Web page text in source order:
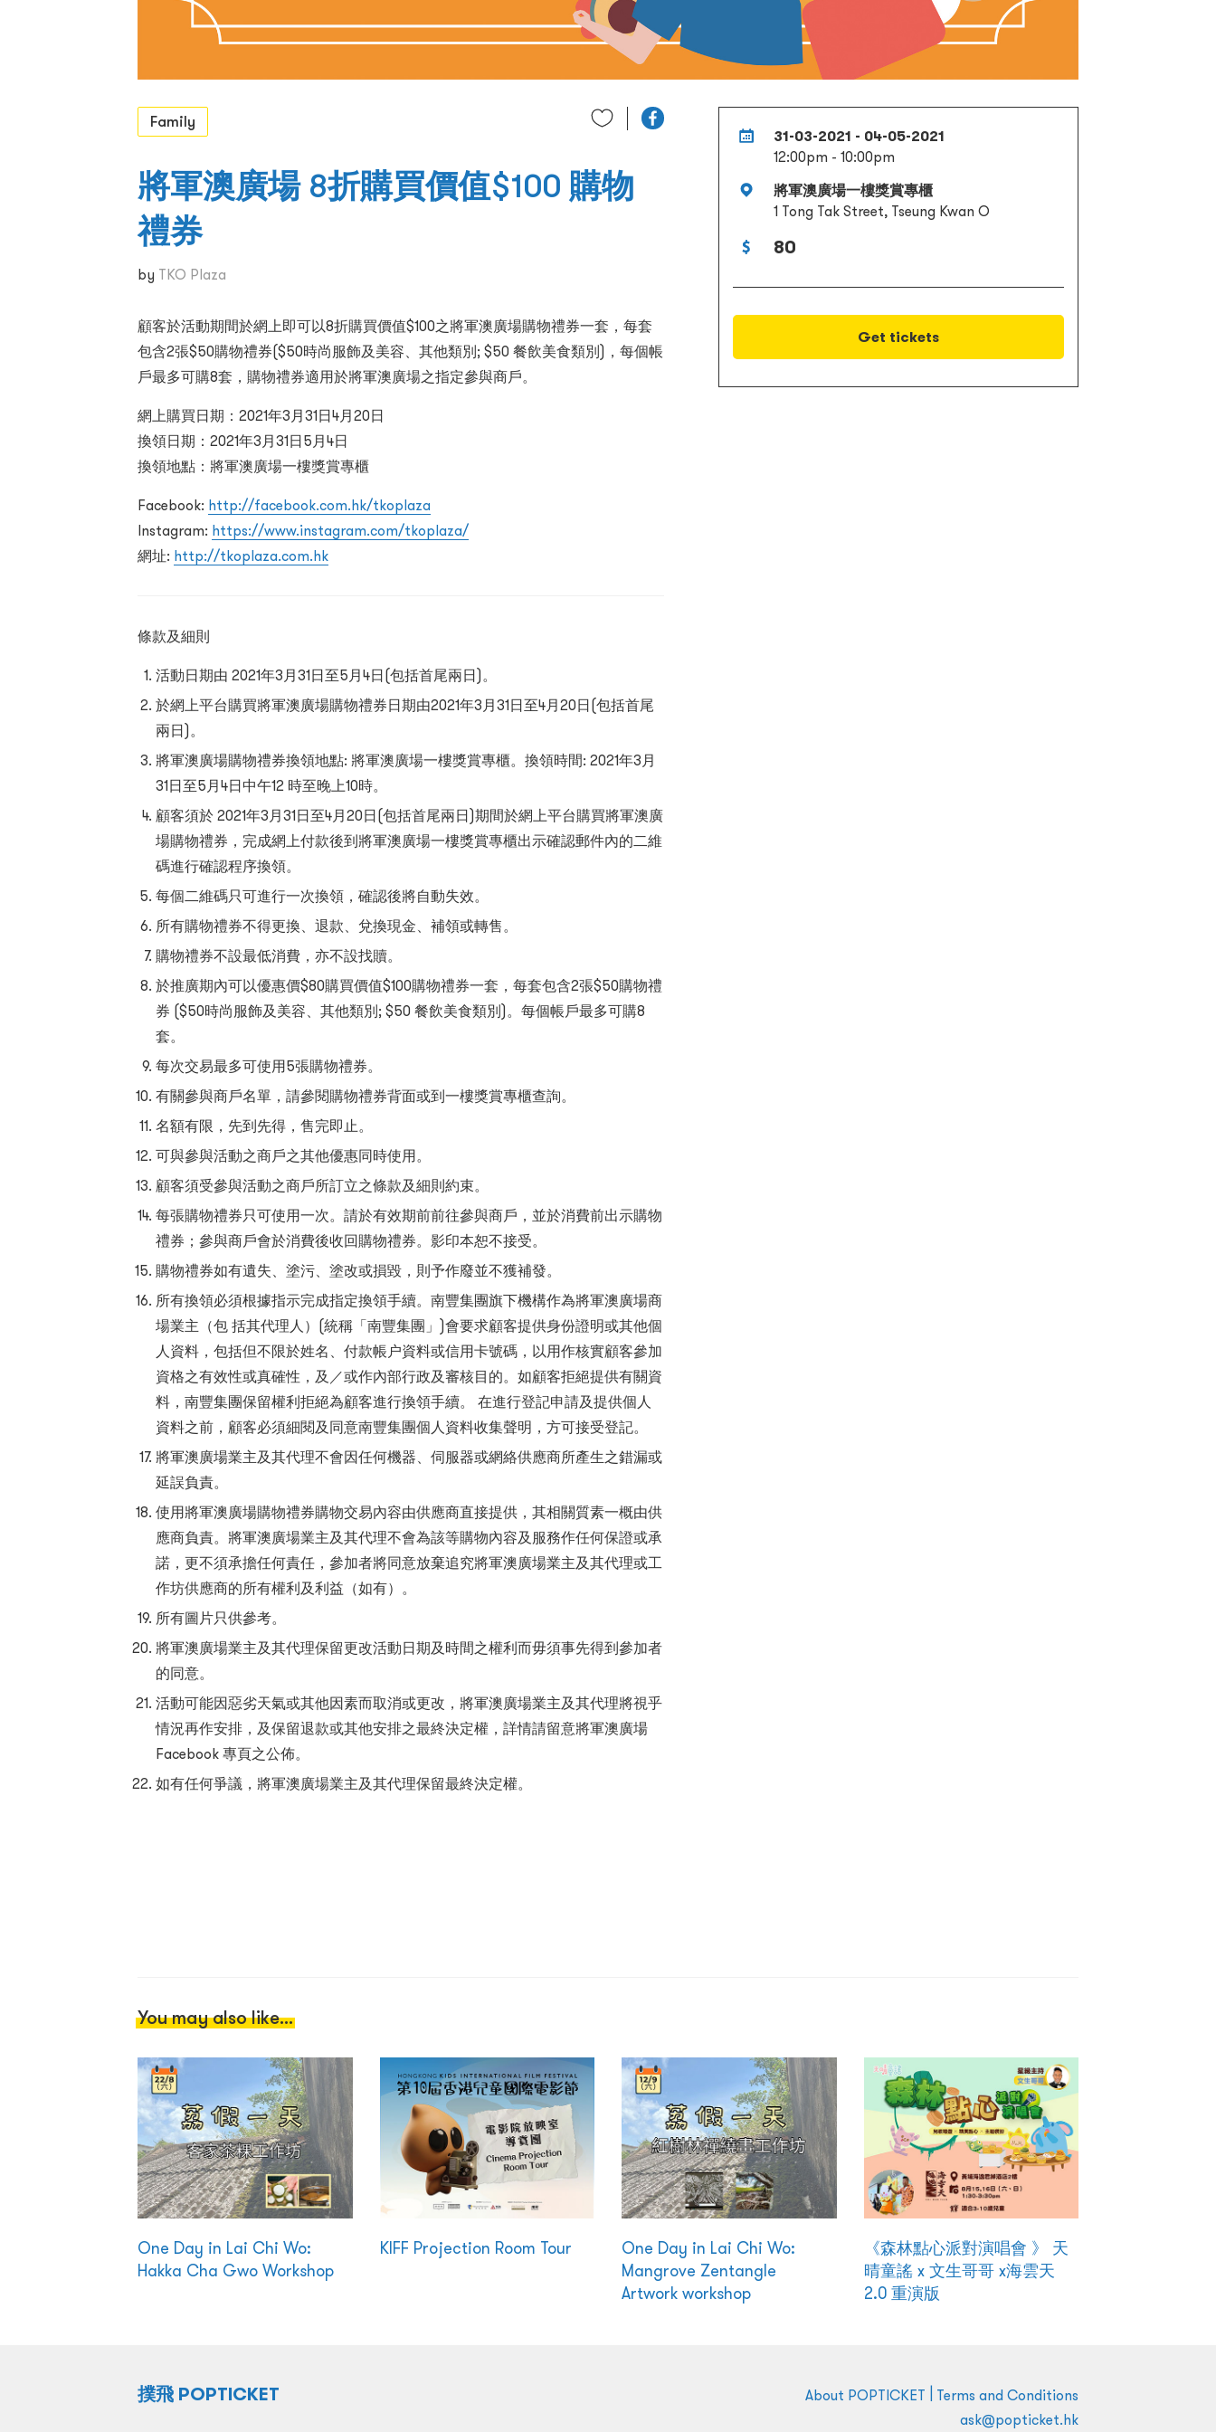
31-03-2021 - 04-05-2021
12:00pm - 10:00pm
將軍澳廣場一樓獎賞專櫃
1 Tong Tak Street, Tseung Kwan O
80
Get tickets
Family
將軍澳廣場 8折購買價值$100 購物
禮券
by TKO Plaza
顧客於活動期間於網上即可以8折購買價值$100之將軍澳廣場購物禮券一套，每套
包含2張$50購物禮券($50時尚服飾及美容、其他類別; $50 餐飲美食類別)，每個帳
戶最多可購8套，購物禮券適用於將軍澳廣場之指定參與商戶。
網上購買日期：2021年3月31日4月20日
換領日期：2021年3月31日5月4日
換領地點：將軍澳廣場一樓獎賞專櫃
Facebook: http://facebook.com.hk/tkoplaza
Instagram: https://www.instagram.com/tkoplaza/
網址: http://tkoplaza.com.hk
條款及細則
活動日期由 2021年3月31日至5月4日(包括首尾兩日)。
於網上平台購買將軍澳廣場購物禮券日期由2021年3月31日至4月20日(包括首尾
兩日)。
將軍澳廣場購物禮券換領地點: 將軍澳廣場一樓獎賞專櫃。換領時間: 2021年3月
31日至5月4日中午12 時至晚上10時。
顧客須於 2021年3月31日至4月20日(包括首尾兩日)期間於網上平台購買將軍澳廣
場購物禮券，完成網上付款後到將軍澳廣場一樓獎賞專櫃出示確認郵件內的二維
碼進行確認程序換領。
每個二維碼只可進行一次換領，確認後將自動失效。
所有購物禮券不得更換、退款、兌換現金、補領或轉售。
購物禮券不設最低消費，亦不設找贖。
於推廣期內可以優惠價$80購買價值$100購物禮券一套，每套包含2張$50購物禮
券 ($50時尚服飾及美容、其他類別; $50 餐飲美食類別)。每個帳戶最多可購8
套。
每次交易最多可使用5張購物禮券。
有關參與商戶名單，請參閱購物禮券背面或到一樓獎賞專櫃查詢。
名額有限，先到先得，售完即止。
可與參與活動之商戶之其他優惠同時使用。
顧客須受參與活動之商戶所訂立之條款及細則約束。
每張購物禮券只可使用一次。請於有效期前前往參與商戶，並於消費前出示購物
禮券；參與商戶會於消費後收回購物禮券。影印本恕不接受。
購物禮券如有遺失、塗污、塗改或損毀，則予作廢並不獲補發。
所有換領必須根據指示完成指定換領手續。南豐集團旗下機構作為將軍澳廣場商
場業主（包 括其代理人）(統稱「南豐集團」)會要求顧客提供身份證明或其他個
人資料，包括但不限於姓名、付款帳户資料或信用卡號碼，以用作核實顧客參加
資格之有效性或真確性，及／或作內部行政及審核目的。如顧客拒絕提供有關資
料，南豐集團保留權利拒絕為顧客進行換領手續。 在進行登記申請及提供個人
資料之前，顧客必須細閱及同意南豐集團個人資料收集聲明，方可接受登記。
將軍澳廣場業主及其代理不會因任何機器、伺服器或網絡供應商所產生之錯漏或
延誤負責。
使用將軍澳廣場購物禮券購物交易內容由供應商直接提供，其相關質素一概由供
應商負責。將軍澳廣場業主及其代理不會為該等購物內容及服務作任何保證或承
諾，更不須承擔任何責任，參加者將同意放棄追究將軍澳廣場業主及其代理或工
作坊供應商的所有權利及利益（如有）。
所有圖片只供參考。
將軍澳廣場業主及其代理保留更改活動日期及時間之權利而毋須事先得到參加者
的同意。
活動可能因惡劣天氣或其他因素而取消或更改，將軍澳廣場業主及其代理將視乎
情況再作安排，及保留退款或其他安排之最終決定權，詳情請留意將軍澳廣場
Facebook 專頁之公佈。
如有任何爭議，將軍澳廣場業主及其代理保留最終決定權。
You may also like...
One Day in Lai Chi Wo:
Hakka Cha Gwo Workshop
KIFF Projection Room Tour
One Day in Lai Chi Wo:
Mangrove Zentangle
Artwork workshop
《森林點心派對演唱會 》 天
晴童謠 x 文生哥哥 x海雲天
2.0 重演版
撲飛 POPTICKET About POPTICKET
Terms and Conditions
ask@popticket.hk